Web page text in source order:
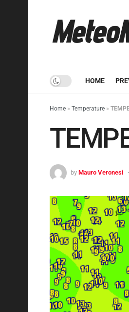
HOME
Home » Temperature »
by Mauro Veronesi